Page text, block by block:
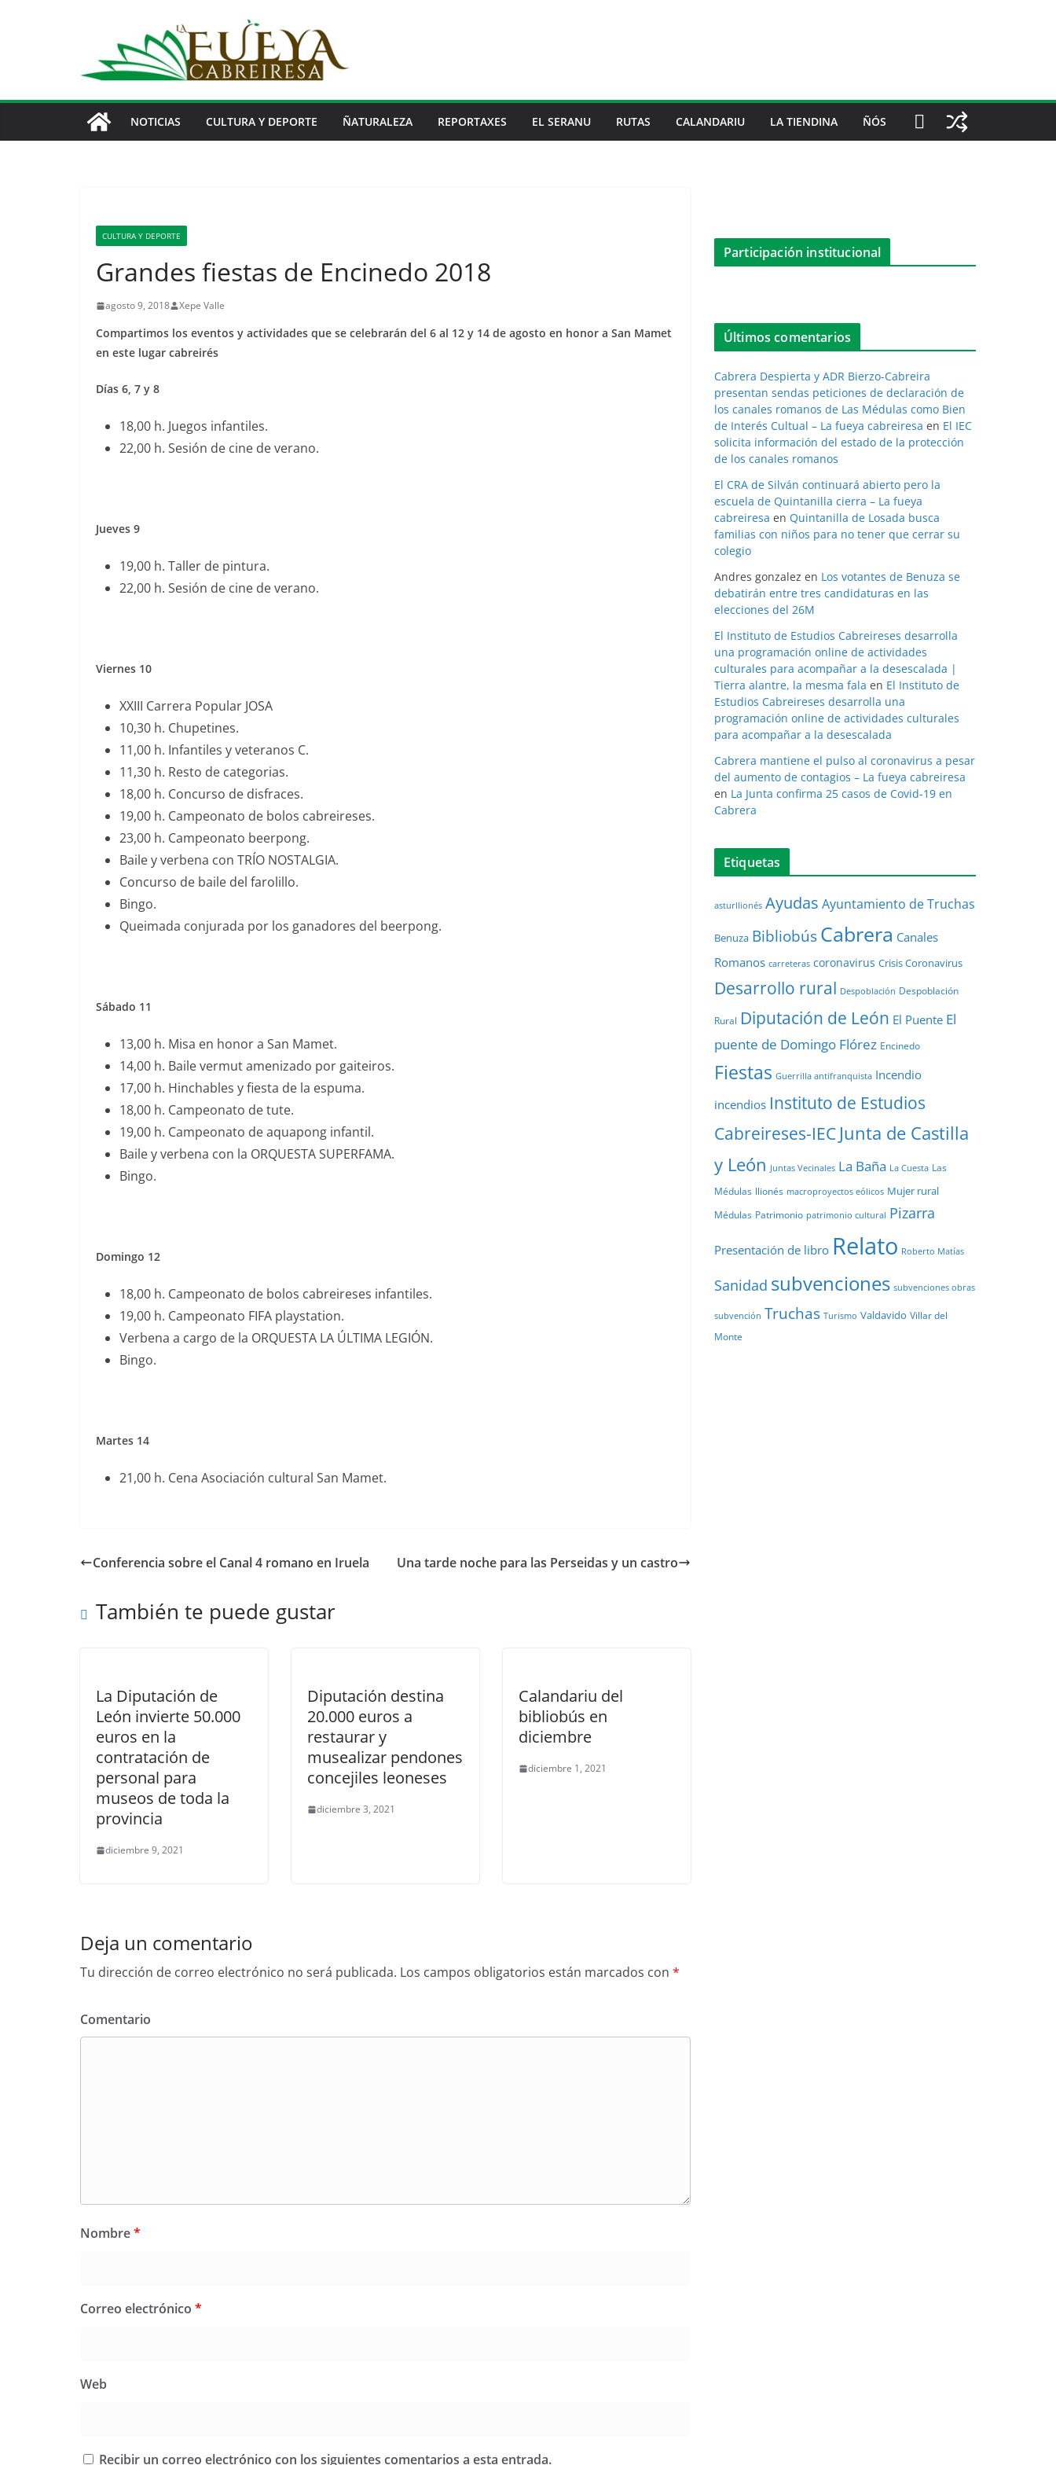
NOTICIAS CULTURA Y DEPORTE ÑATURALEZA REPORTAXES EL SERANU RUTAS CALANDARIU LA TIENDINA ÑÓS
CULTURA Y DEPORTE
Grandes fiestas de Encinedo 2018
agosto 9, 2018 Xepe Valle
Compartimos los eventos y actividades que se celebrarán del 6 al 12 y 14 de agosto en honor a San Mamet
en este lugar cabreirés
Días 6, 7 y 8
18,00 h. Juegos infantiles.
22,00 h. Sesión de cine de verano.
Jueves 9
19,00 h. Taller de pintura.
22,00 h. Sesión de cine de verano.
Viernes 10
XXIII Carrera Popular JOSA
10,30 h. Chupetines.
11,00 h. Infantiles y veteranos C.
11,30 h. Resto de categorias.
18,00 h. Concurso de disfraces.
19,00 h. Campeonato de bolos cabreireses.
23,00 h. Campeonato beerpong.
Baile y verbena con TRÍO NOSTALGIA.
Concurso de baile del farolillo.
Bingo.
Queimada conjurada por los ganadores del beerpong.
Sábado 11
13,00 h. Misa en honor a San Mamet.
14,00 h. Baile vermut amenizado por gaiteiros.
17,00 h. Hinchables y fiesta de la espuma.
18,00 h. Campeonato de tute.
19,00 h. Campeonato de aquapong infantil.
Baile y verbena con la ORQUESTA SUPERFAMA.
Bingo.
Domingo 12
18,00 h. Campeonato de bolos cabreireses infantiles.
19,00 h. Campeonato FIFA playstation.
Verbena a cargo de la ORQUESTA LA ÚLTIMA LEGIÓN.
Bingo.
Martes 14
21,00 h. Cena Asociación cultural San Mamet.
Conferencia sobre el Canal 4 romano en Iruela Una tarde noche para las Perseidas y un castro
También te puede gustar
La Diputación de
León invierte 50.000
euros en la
contratación de
personal para
museos de toda la
provincia
diciembre 9, 2021
Diputación destina
20.000 euros a
restaurar y
musealizar pendones
concejiles leoneses
diciembre 3, 2021
Calandariu del
bibliobús en
diciembre
diciembre 1, 2021
Deja un comentario
Tu dirección de correo electrónico no será publicada. Los campos obligatorios están marcados con *
Comentario
Nombre*
Correo electrónico *
Web
Recibir un correo electrónico con los siguientes comentarios a esta entrada.
Participación institucional
Últimos comentarios
Cabrera Despierta y ADR Bierzo-Cabreira
presentan sendas peticiones de declaración de
los canales romanos de Las Médulas como Bien
de Interés Cultual – La fueya cabreiresa en El IEC
solicita información del estado de la protección
de los canales romanos
El CRA de Silván continuará abierto pero la
escuela de Quintanilla cierra – La fueya
cabreiresa en Quintanilla de Losada busca
familias con niños para no tener que cerrar su
colegio
Andres gonzalez en Los votantes de Benuza se
debatirán entre tres candidaturas en las
elecciones del 26M
El Instituto de Estudios Cabreireses desarrolla
una programación online de actividades
culturales para acompañar a la desescalada |
Tierra alantre, la mesma fala en El Instituto de
Estudios Cabreireses desarrolla una
programación online de actividades culturales
para acompañar a la desescalada
Cabrera mantiene el pulso al coronavirus a pesar
del aumento de contagios – La fueya cabreiresa
en La Junta confirma 25 casos de Covid-19 en
Cabrera
Etiquetas
asturllionés Ayudas Ayuntamiento de Truchas
Benuza BibliobúsCabrera Canales
Romanos carreteras coronavirus Crisis Coronavirus
Desarrollo rural Despoblación Despoblación
Rural Diputación de León El Puente El
puente de Domingo Flórez Encinedo
Fiestas Guerrilla antifranquista Incendio
incendios Instituto de Estudios
Cabreireses-IEC Junta de Castilla
y León Juntas Vecinales La Baña La Cuesta Las
Médulas llionés macroproyectos eólicos Mujer rural
Médulas Patrimonio patrimonio cultural Pizarra
Presentación de libro Relato Roberto Matías
Sanidad subvenciones subvenciones obras
subvención Truchas Turismo Valdavido Villar del
Monte